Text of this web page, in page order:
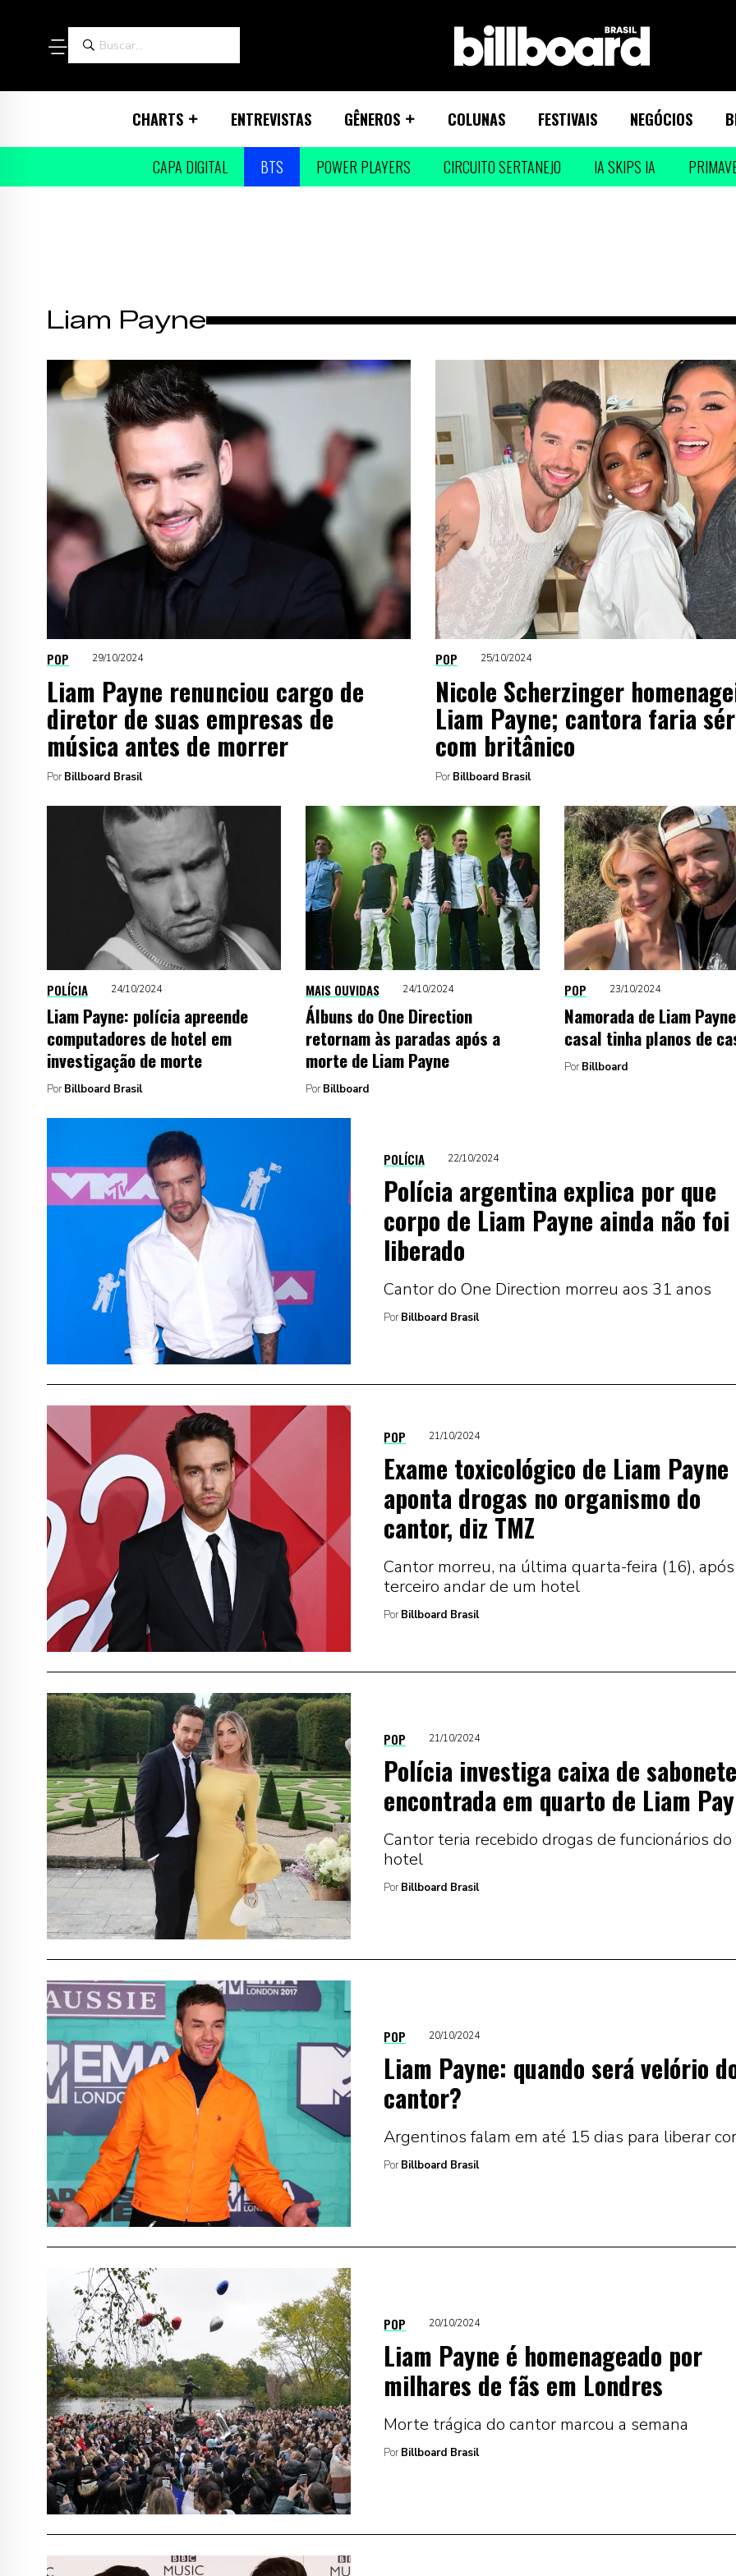
CHARTS ENTREVISTAS GÊNEROS COLUNAS FESTIVAIS NEGÓCIOS
CAPA DIGITAL BTS POWER PLAYERS CIRCUITO SERTANEJO IA SKIPS IA
Liam Payne
POP 29/10/2024
Liam Payne renunciou cargo de
diretor de suas empresas de
música antes de morrer
Por Billboard Brasil
POP 25/10/2024
Nicole Scherzinger
Liam Payne; cantora faria
com britânico
Por Billboard Brasil
POLÍCIA 24/10/2024
Liam Payne: polícia apreende
computadores de hotel em
investigação de morte
Por Billboard Brasil
MAIS OUVIDAS 24/10/2024
Álbuns do One Direction
retornam às paradas após a
morte de Liam Payne
Por Billboard
POP 23/10/2024
Namorada de Liam
casal tinha planos de
Por Billboard
POLÍCIA 22/10/2024
Polícia argentina explica por que
corpo de Liam Payne ainda não foi
liberado
Cantor do One Direction morreu aos 31 anos
Por Billboard Brasil
POP 21/10/2024
Exame toxicológico de Liam Payne
aponta drogas no organismo do
cantor, diz TMZ
Cantor morreu, na última quarta-feira (16),
terceiro andar de um hotel
Por Billboard Brasil
POP 21/10/2024
Polícia investiga caixa de sabonete
encontrada em quarto de Liam
Cantor teria recebido drogas de funcionários do
hotel
Por Billboard Brasil
POP 20/10/2024
Liam Payne: quando será velório
cantor?
Argentinos falam em até 15 dias para liberar
Por Billboard Brasil
POP 20/10/2024
Liam Payne é homenageado por
milhares de fãs em Londres
Morte trágica do cantor marcou a semana
Por Billboard Brasil